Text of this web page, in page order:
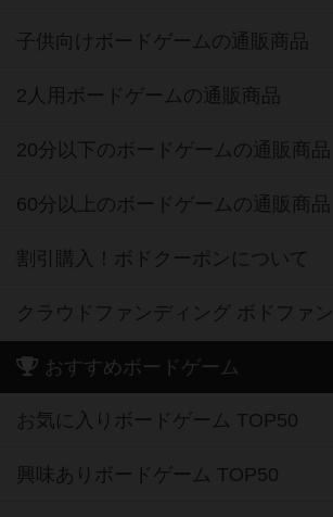
子供向けボードゲームの通販商品
2人用ボードゲームの通販商品
20分以下のボードゲームの通販商品
60分以上のボードゲームの通販商品
割引購入！ボドクーポンについて
クラウドファンディング ボドファン
おすすめボードゲーム
お気に入りボードゲーム TOP50
興味ありボードゲーム TOP50